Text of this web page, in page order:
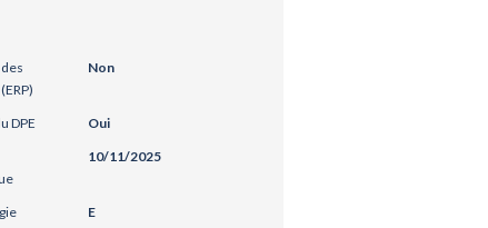
Non
DPE
Oui
10/11/2025
E